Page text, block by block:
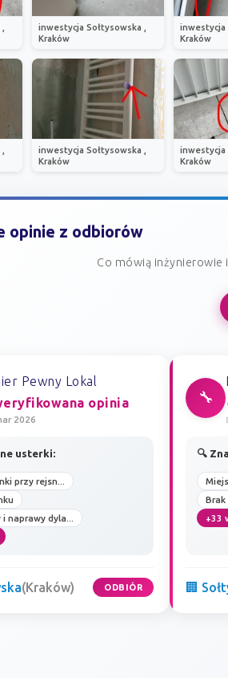
inwestycja Sołtysowska ,
Kraków
inwestycja
Kraków
inwestycja Sołtysowska ,
Kraków
inwestycja
Kraków
opinie z odbiorów
Co mówią inżynierowie
Pewny Lokal
opinia
2026
usterki:
przy rejsn...
naprawy dyla...
(Kraków) ODBIÓR
🔧
🔍
Brak
+33
🏢